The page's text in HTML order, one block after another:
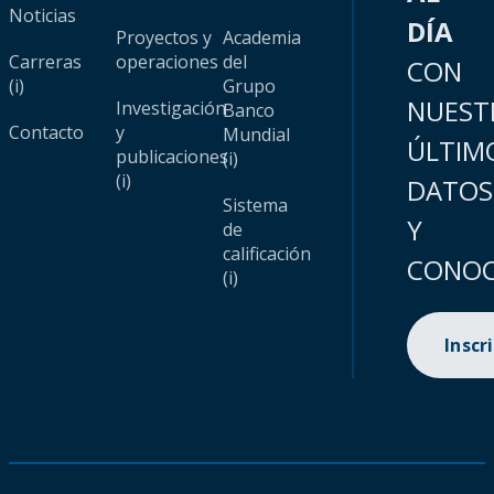
Noticias
Carreras
(i)
Contacto
Proyectos y
operaciones
Investigación
y
publicaciones
(i)
Academia
del
Grupo
Banco
Mundial
(i)
Sistema
de
calificación
(i)
DÍA
CON
DATOS
Y